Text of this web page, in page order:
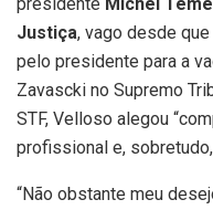
Justiça, vago desde
pelo presidente para a
Zavascki no Supremo
STF, Velloso alegou
profissional e,
“Não obstante meu